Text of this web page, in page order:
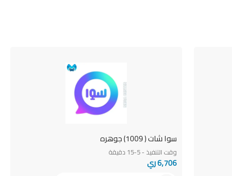
سوا شات ( 1009) جوهره
وقت التنفيذ - 5-15 دقيقة
6,706 ري